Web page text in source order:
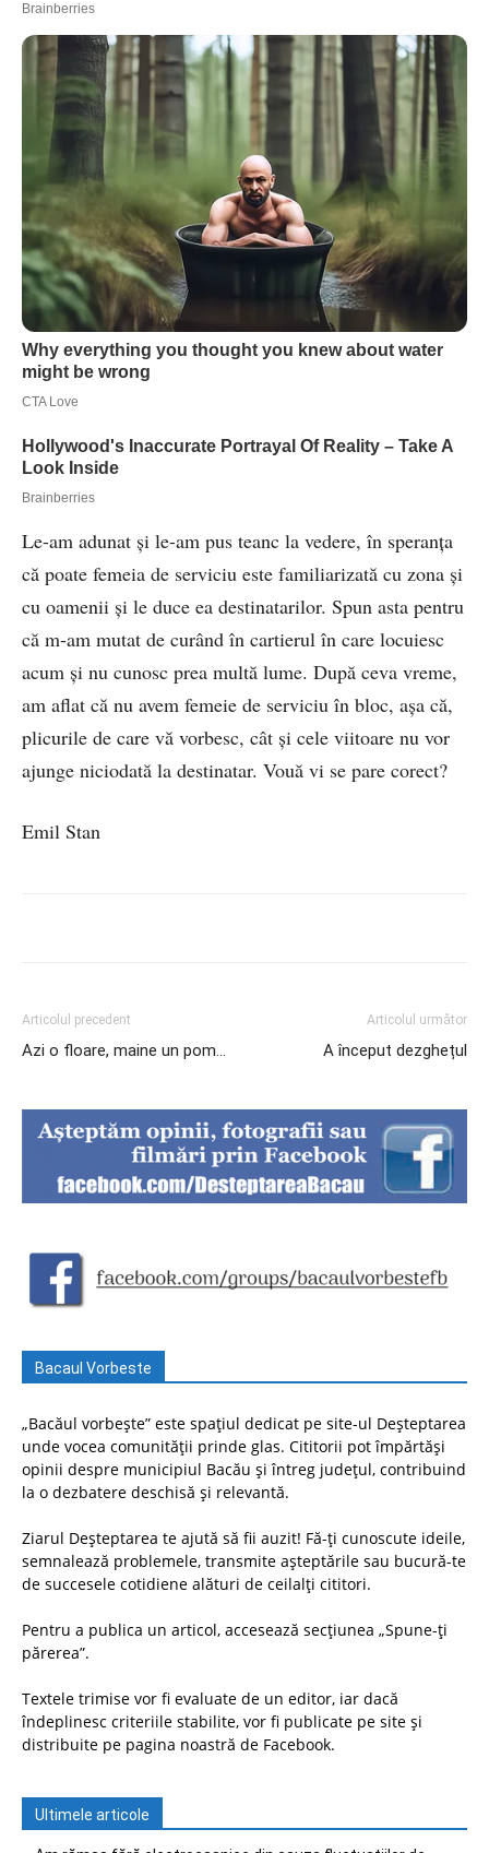
Le-am adunat şi le-am pus teanc la vedere, în speranţa
că poate femeia de serviciu este familiarizată cu zona şi
cu oamenii şi le duce ea destinatarilor. Spun asta pentru
că m-am mutat de curând în cartierul în care locuiesc
acum şi nu cunosc prea multă lume. După ceva vreme,
am aflat că nu avem femeie de serviciu în bloc, aşa că,
plicurile de care vă vorbesc, cât şi cele viitoare nu vor
ajunge niciodată la destinatar. Vouă vi se pare corect?
Emil Stan
Articolul precedent
Azi o floare, maine un pom…
Articolul următor
A început dezghețul
Bacaul Vorbeste
„Bacăul vorbește” este spațiul dedicat pe site-ul Deșteptarea
unde vocea comunității prinde glas. Cititorii pot împărtăși
opinii despre municipiul Bacău și întreg județul, contribuind
la o dezbatere deschisă și relevantă.
Ziarul Deșteptarea te ajută să fii auzit! Fă-ți cunoscute ideile,
semnalează problemele, transmite așteptările sau bucură-te
de succesele cotidiene alături de ceilalți cititori.
Pentru a publica un articol, accesează secțiunea „Spune-ți
părerea”.
Textele trimise vor fi evaluate de un editor, iar dacă
îndeplinesc criteriile stabilite, vor fi publicate pe site și
distribuite pe pagina noastră de Facebook.
Ultimele articole